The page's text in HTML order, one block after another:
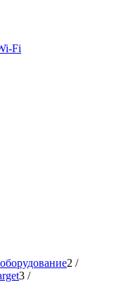
Fi
2 /
3 /